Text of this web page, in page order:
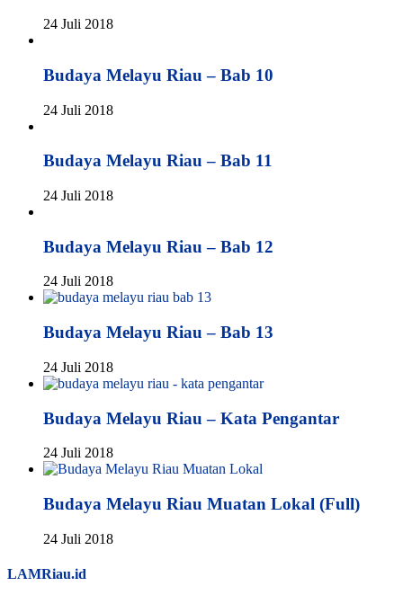
24 Juli 2018
Budaya Melayu Riau – Bab 10
24 Juli 2018
Budaya Melayu Riau – Bab 11
24 Juli 2018
Budaya Melayu Riau – Bab 12
24 Juli 2018
Budaya Melayu Riau – Bab 13
24 Juli 2018
Budaya Melayu Riau – Kata Pengantar
24 Juli 2018
Budaya Melayu Riau Muatan Lokal (Full)
24 Juli 2018
LAMRiau.id